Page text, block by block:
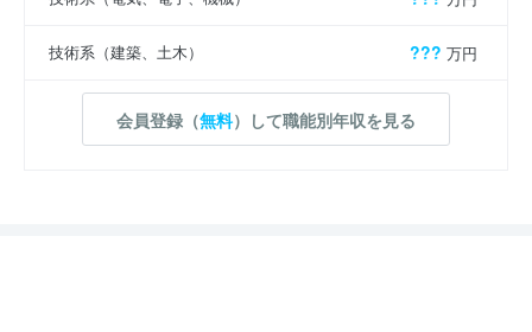
技術系（建築、土木） ??? 万円
会員登録（無料）して職能別年収を見る